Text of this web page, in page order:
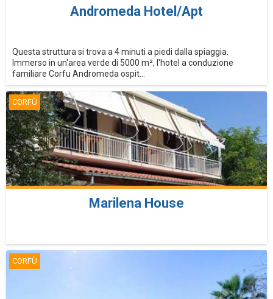
Andromeda Hotel/Apt
Questa struttura si trova a 4 minuti a piedi dalla spiaggia.
Immerso in un'area verde di 5000 m², l'hotel a conduzione
familiare Corfu Andromeda ospit...
CORFÙ
Marilena House
CORFÙ